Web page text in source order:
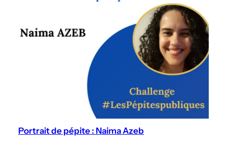
Portrait de pépite : Naima Azeb